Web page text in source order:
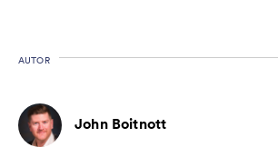
AUTOR
John Boitnott